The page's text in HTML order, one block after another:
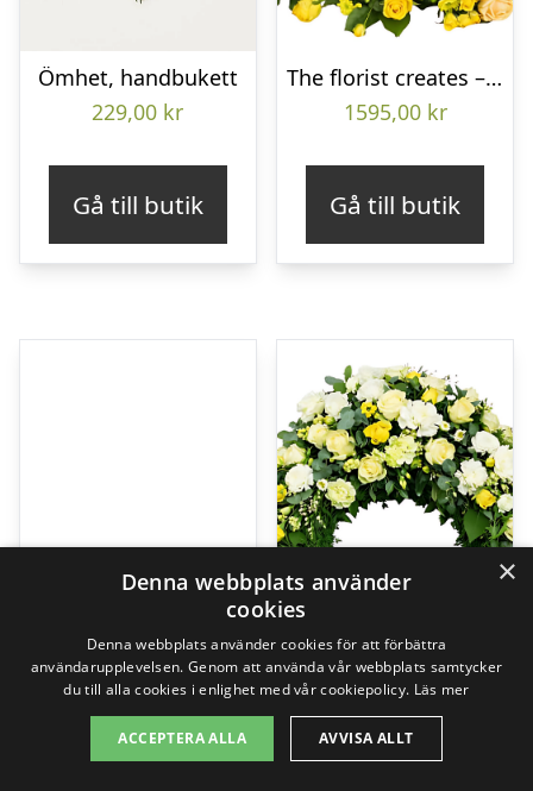
Ömhet, handbukett
229,00 kr
Gå till butik
The florist creates – Funeral decoration
1595,00 kr
Gå till butik
Kärlek, handbukett
99,00kr
2495,00kr
×
Denna webbplats använder
cookies
Denna webbplats använder cookies för att förbättra
användarupplevelsen. Genom att använda vår webbplats samtycker
du till alla cookies i enlighet med vår cookiepolicy. Läs mer
ACCEPTERA ALLA AVVISA ALLT